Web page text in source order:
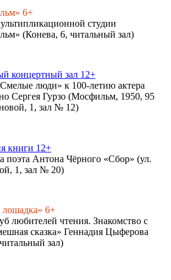
6+
студии
(Конева, 6, читальный зал)
концертный зал 12+
люди» к 100-летию актера
Сергея Гурзо (Мосфильм, 1950, 95
1, зал № 12)
книги 12+
поэта Антона Чёрного «Сбор» (ул.
1, зал № 20)
6+
любителей чтения. Знакомство с
сказка» Геннадия Цыферова
зал)